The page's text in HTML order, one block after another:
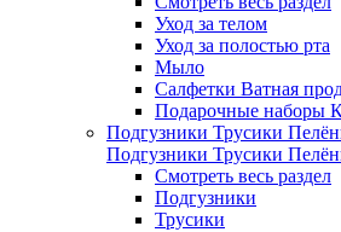
Уход за телом
Уход за полостью рта
Мыло
Салфетки Ватная
Подарочные наборы
Подгузники Трусики
Подгузники Трусики
Смотреть весь раздел
Подгузники
Трусики